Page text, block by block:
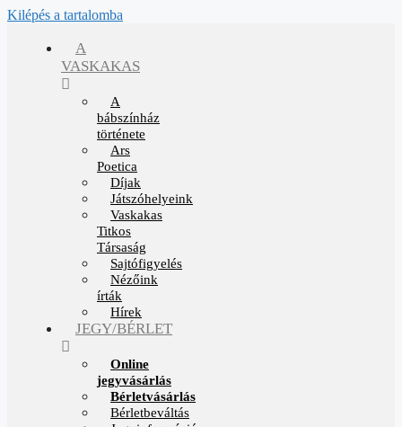
Kilépés a tartalomba
A
VASKAKAS
A
bábszínház
története
Ars
Poetica
Díjak
Játszóhelyeink
Vaskakas
Titkos
Társaság
Sajtófigyelés
Nézőink
írták
Hírek
JEGY/BÉRLET
Online
jegyvásárlás
Bérletvásárlás
Bérletbeváltás